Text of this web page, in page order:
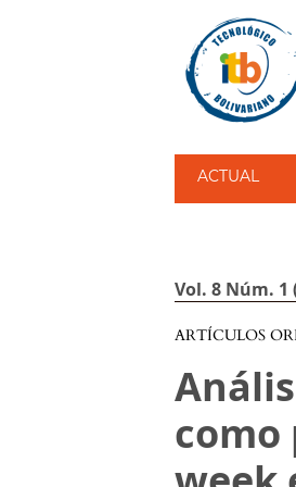
ACTUAL
Vol. 8 Núm.
ARTÍCULOS
como